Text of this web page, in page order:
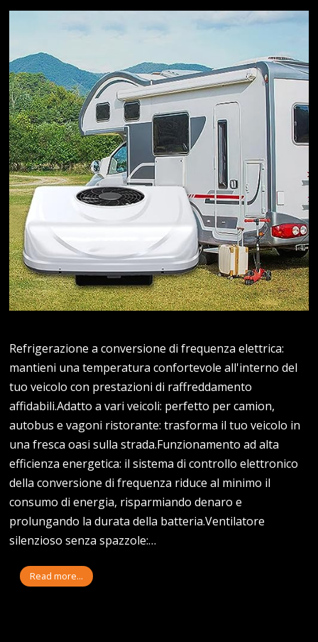
Refrigerazione a conversione di frequenza elettrica:
mantieni una temperatura confortevole all'interno del
tuo veicolo con prestazioni di raffreddamento
affidabili.Adatto a vari veicoli: perfetto per camion,
autobus e vagoni ristorante: trasforma il tuo veicolo in
una fresca oasi sulla strada.Funzionamento ad alta
efficienza energetica: il sistema di controllo elettronico
della conversione di frequenza riduce al minimo il
consumo di energia, risparmiando denaro e
prolungando la durata della batteria.Ventilatore
silenzioso senza spazzole:…
Read more...